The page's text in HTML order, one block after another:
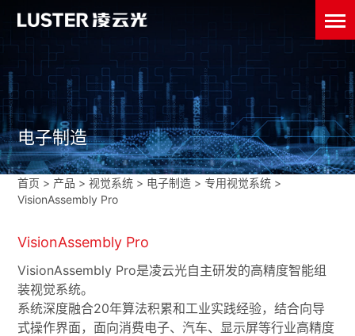
电子制造
首页 > 产品 >视觉系统 > 电子制造 >专用视觉系统 >
VisionAssembly Pro
VisionAssembly Pro
VisionAssembly Pro是凌云光自主研发的高精度智能组
装视觉系统。
系统深度融合20年算法积累和工业实践经验，结合向导
式操作界面，面向消费电子、汽车、显示屏等行业高精度